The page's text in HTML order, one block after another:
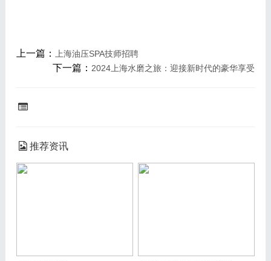
上一篇： 上海油压SPA技师招聘
下一篇： 2024上海水磨之旅：迎接新时代的豪华享受
推荐资讯